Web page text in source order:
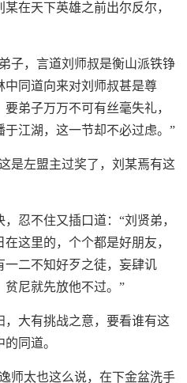
在天下英雄之前出尔反尔，
子，言道刘师叔是衡山派铁铮
同道向来对刘师叔甚是尊
弟子万万不可有丝毫失礼，
江湖，这一节却不必过虑。”
是左盟主过奖了，刘某焉有这
忍不住又插口道：“刘贤弟，
这里的，个个都是好朋友，
一二不知好歹之徒，妄肆讥
尼就先放他不过。”
，大有挑战之意，要看谁有这
同道。
师太也这么说，在下金盆洗手